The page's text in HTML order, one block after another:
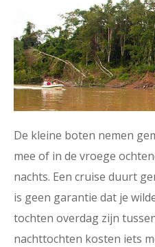
De kleine boten nemen
mee of in de vroege
nachts. Een cruise duurt
is geen garantie dat je
tochten overdag zijn
nachttochten kosten iets